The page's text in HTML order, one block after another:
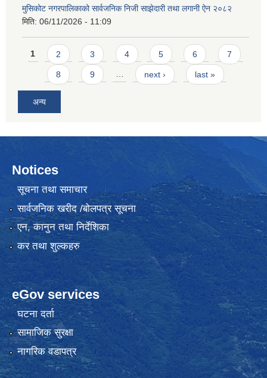
मुसिकोट नगरपालिकाको सार्वजनिक निजी साझेदारी तथा लगानी ऐन २०८२
मिति: 06/11/2026 - 11:09
Pages
1 2 3 4 5 6 7
8 9 … next › last »
अन्य
Notices
सूचना तथा समाचार
सार्वजनिक खरीद /बोलपत्र सूचना
एन, कानुन तथा निर्देशिका
कर तथा शुल्कहरु
eGov services
घटना दर्ता
सामाजिक सुरक्षा
नागरिक वडापत्र